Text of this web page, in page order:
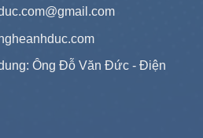
Ông Đỗ Văn Đức - Điện